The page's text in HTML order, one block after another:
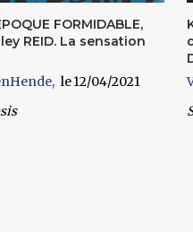
FORMIDABLE,
REID. La sensation
12/04/2021